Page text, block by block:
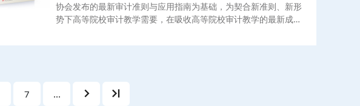
协会发布的最新审计准则与应用指南为基础，为契合新准则、新形
势下高等院校审计教学需要，在吸收高等院校审计教学的最新成
尤其注重培养学生的审计思维。本书可以作为高等院校应用型本科
7 ...